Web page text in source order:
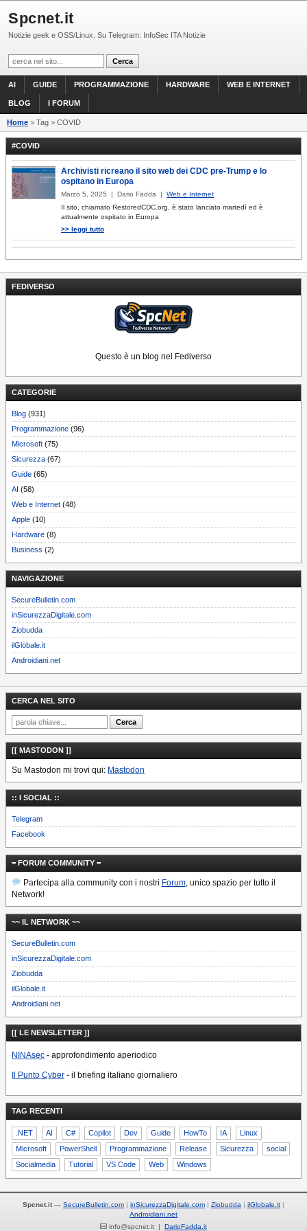
Spcnet.it
Notizie geek e OSS/Linux. Su Telegram: InfoSec ITA Notizie
AI GUIDE PROGRAMMAZIONE HARDWARE WEB E INTERNET
BLOG I FORUM
Home > Tag > COVID
FEDIVERSO
Questo è un blog nel Fediverso
CATEGORIE
Blog (931)
Programmazione (96)
Microsoft (75)
Sicurezza (67)
Guide (65)
AI (58)
Web e Internet (48)
Apple (10)
Hardware (8)
Business (2)
NAVIGAZIONE
SecureBulletin.com
inSicurezzaDigitale.com
Ziobudda
ilGlobale.it
Androidiani.net
#COVID
Archivisti ricreano il sito web dei CDC pre-Trump e lo
ospitano in Europa
Marzo 5, 2025 | Dario Fadda | Web e Internet
Il sito, chiamato RestoredCDC.org, è stato lanciato martedì ed è
attualmente ospitato in Europa
>> leggi tutto
CERCA NEL SITO
[[ MASTODON ]]
Su Mastodon mi trovi qui: Mastodon
:: I SOCIAL ::
Telegram
Facebook
= FORUM COMMUNITY =
Partecipa alla community con i nostri Forum, unico spazio per tutto il
Network!
~~ IL NETWORK ~~
SecureBulletin.com
inSicurezzaDigitale.com
Ziobudda
ilGlobale.it
Androidiani.net
[[ LE NEWSLETTER ]]
NINAsec - approfondimento aperiodico
Il Punto Cyber - il briefing italiano giornaliero
TAG RECENTI
.NET AI C# Copilot Dev Guide HowTo IA
Linux
Microsoft
PowerShell Programmazione Release Sicurezza
social
Socialmedia
Tutorial VS Code Web Windows
Spcnet.it — SecureBulletin.com inSicurezzaDigitale.com Ziobudda
ilGlobale.it
Androidiani.net
info@spcnet.it | DarioFadda.it